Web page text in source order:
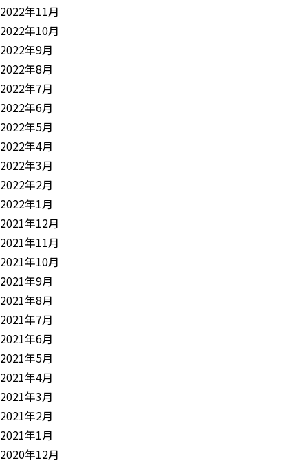
2022年11月
2022年10月
2022年9月
2022年8月
2022年7月
2022年6月
2022年5月
2022年4月
2022年3月
2022年2月
2022年1月
2021年12月
2021年11月
2021年10月
2021年9月
2021年8月
2021年7月
2021年6月
2021年5月
2021年4月
2021年3月
2021年2月
2021年1月
2020年12月